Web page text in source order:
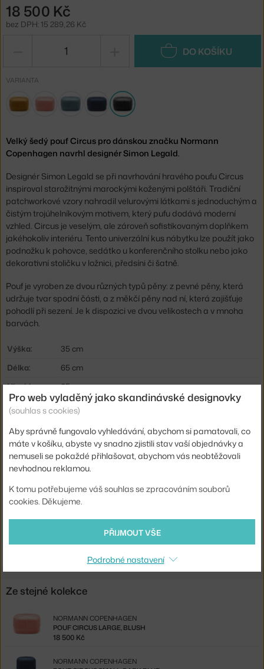
18 500 Kč
bez DPH: 15 289,26 Kč
DO KOŠÍKU
VARIANTA
Velký šedý pouf Circus pro dánskou značku Normann
Copenhagen navrhl designér Simon Legald.
Designér Simon Legald se při navrhování hravého poufu Circus
inspiroval starožitnými marockými koženými polštáři. Tradiční
patchworkové vzory nahradil velurovými látkami s jednoduchým a
čistým trojúhelníkovým motivem, který pufu dodává moderní
vzhled. Circus je veselým, ale zároveň sofistikovaným doplňkem
jakéhokoliv interiéru. Tento univerzální kus nábytku lze použít jako
podnožku k pohovce, sedátko u konferenčního stolku nebo jako
dekorativní stoličku v ložnici, předsíni či šatně.
Pouf je vyroben ze dvou různých typů pěny: z pevné pěny, která
udržuje tvar spodní části, a z měkčí pěny nad ní, která zajišťuje
pohodlí při sezení. Je k dispozici ve dvou velikostech a v mnoha
barvách.
Výška:
35 cm
Délka:
65 cm
Hloubka:
65 cm
Hmotnost:
12 kg
Materiál:
100% polyester, textilní potah, HR pěna (High
Resilience)
Kód
produktu
NCP-601075
EAN 5712396004252
Ste zo Slovenska? Prejdite naPouf Circus large, grey
Shopping from the EU? Switch toCircus Pouf L, grey
Ze stejné kolekce
POUF CIRCUS LARGE, BLUSH
NORMANN COPENHAGEN
18 500 Kč
NORMANN COPENHAGEN
Pro web vyladěný jako skandinávské designovky
(souhlas s cookies)
Aby správně fungovalo vyhledávání, abychom si pamatovali, co
máte v košíku, abyste vy snadno zjistili stav vaší objednávky a
nemuseli se pokaždé přihlašovat, abychom vás neobtěžovali
nevhodnou reklamou.
K tomu potřebujeme váš souhlas se zpracováním souborů
cookies. Děkujeme.
PŘIJMOUT VŠE
Podrobné nastavení